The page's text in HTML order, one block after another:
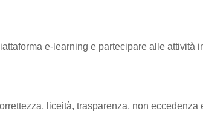
e-learning e partecipare alle attività
liceità, trasparenza, non eccedenza